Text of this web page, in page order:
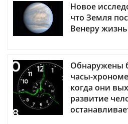
Новое
что Земля
Венеру
Обнаружены
часы-
когда они
развитие